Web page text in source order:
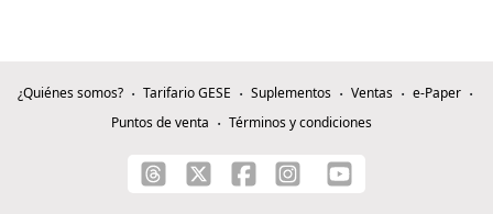
¿Quiénes somos? Tarifario GESE Suplementos Ventas
e-Paper
Puntos de venta
Términos y condiciones